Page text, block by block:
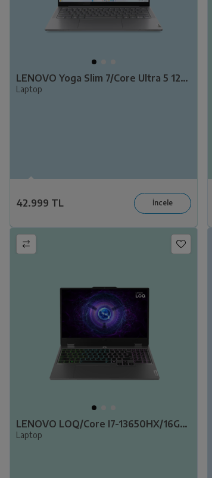
LENOVO Yoga Slim 7/Core Ultra 5 125H/16GB RAM/512GB SSD/14" WUXGA/W11/Laptop 83CV008RTR
Laptop
42.999 TL
LENOVO LOQ/Core I7-13650HX/16GB RAM/512GB SSD/RTX4060 8GB/15.6" FHD/W11/83GS00W5TR
Laptop